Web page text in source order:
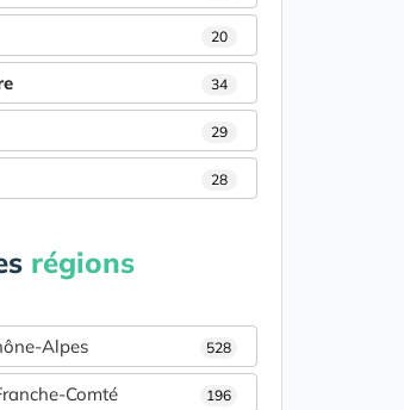
20
34
29
28
régions
Alpes 528
Comté 196